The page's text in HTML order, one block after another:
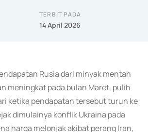
TERBIT PADA
14 April 2026
Rusia dari minyak mentah
meningkat pada bulan Maret, pulih
ketika pendapatan tersebut turun ke
dimulainya konflik Ukraina pada
harga melonjak akibat perang Iran,